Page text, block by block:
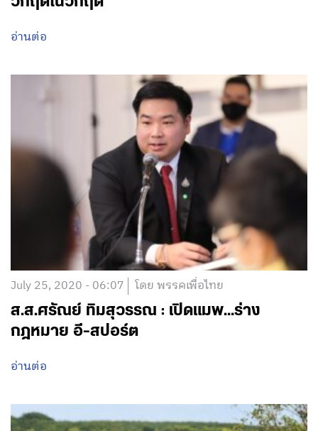
อ่านต่อ
July 25, 2020 - 06:07 โดย พรรคเพื่อไทย
ส.ส.ศรัณย์ ทิมสุวรรณ : เปิดแมพ…ร่าง
กฎหมาย อี-สปอร์ต
อ่านต่อ